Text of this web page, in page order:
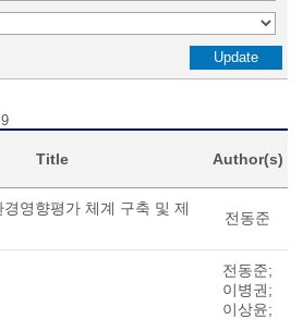
Title Author(s)
영향평가 체계 구축 및 제
전동준
전동준;
이병권;
이상윤;